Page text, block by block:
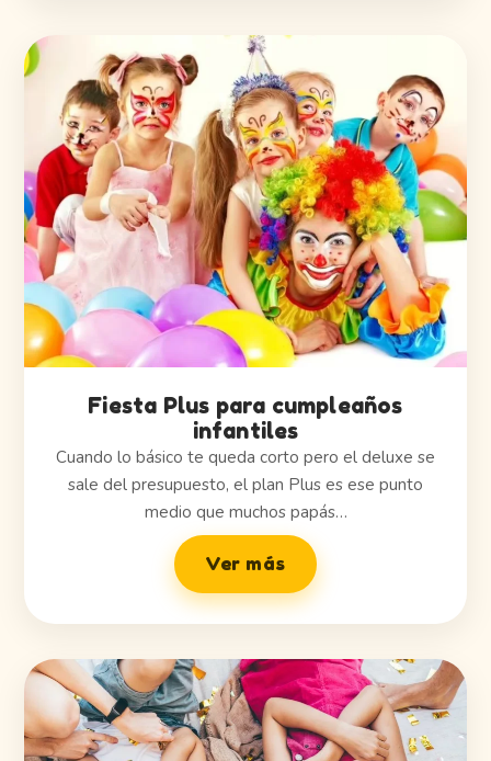
Fiesta Plus para cumpleaños
infantiles
Cuando lo básico te queda corto pero el deluxe se
sale del presupuesto, el plan Plus es ese punto
medio que muchos papás…
Ver más